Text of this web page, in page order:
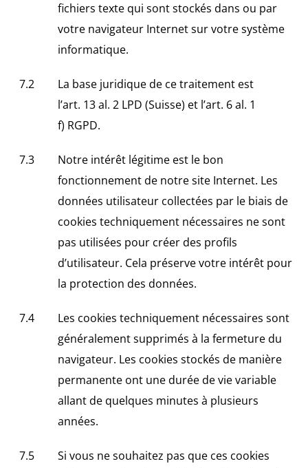
fichiers texte qui sont stockés dans ou par
votre navigateur Internet sur votre système
informatique.
La base juridique de ce traitement est
l’art. 13 al. 2 LPD (Suisse) et l’art. 6 al. 1
f) RGPD.
Notre intérêt légitime est le bon
fonctionnement de notre site Internet. Les
données utilisateur collectées par le biais de
cookies techniquement nécessaires ne sont
pas utilisées pour créer des profils
d’utilisateur. Cela préserve votre intérêt pour
la protection des données.
Les cookies techniquement nécessaires sont
généralement supprimés à la fermeture du
navigateur. Les cookies stockés de manière
permanente ont une durée de vie variable
allant de quelques minutes à plusieurs
années.
Si vous ne souhaitez pas que ces cookies